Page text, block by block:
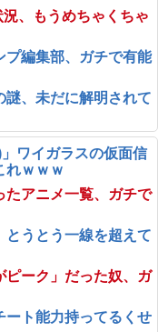
況、もうめちゃくちゃ
プ編集部、ガチで有能
謎、未だに解明されて
」ワイガラスの仮面信
ｗｗｗ
たアニメ一覧、ガチで
とうとう一線を超えて
ピーク」だった奴、ガ
ート能力持ってるくせ